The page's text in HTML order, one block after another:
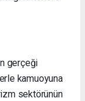
gerçeği
kamuoyuna
sektörünün